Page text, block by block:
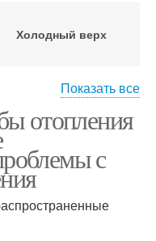
Холодный верх
Показать все
отопления
с